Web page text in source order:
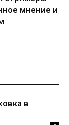
мнение и
в